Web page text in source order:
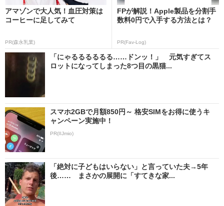
アマゾンで大人気！血圧対策は
コーヒーに足してみて
PR(森永乳業)
FPが解説！Apple製品を分割手
数料0円で入手する方法とは？
PR(Fav-Log)
「にゃるるるるるる……ドンッ！」 元気すぎてス
ロットになってしまった8つ目の黒猫...
スマホ2GBで月額850円～ 格安SIMをお得に使うキ
ャンペーン実施中！
PR(IIJmio)
「絶対に子どもはいらない」と言っていた夫→5年
後…… まさかの展開に「すてきな家...